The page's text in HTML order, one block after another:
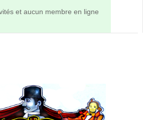
et aucun membre en ligne